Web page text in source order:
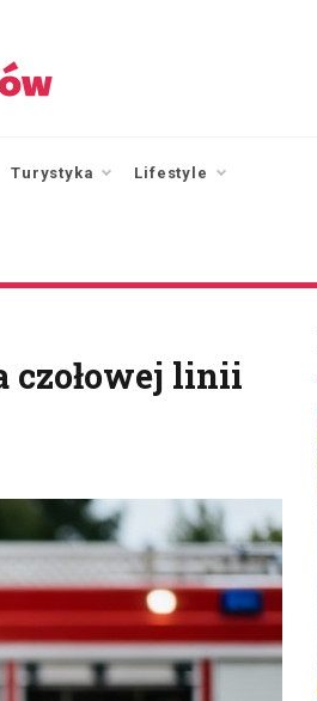
Turystyka Lifestyle
czołowej linii